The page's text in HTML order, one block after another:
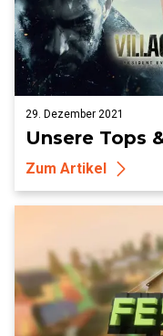
29. Dezember 2021
Unsere Tops
Zum Artikel